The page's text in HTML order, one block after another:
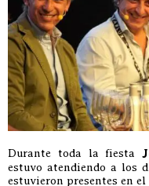
Durante toda la fiesta
estuvo atendiendo a los
estuvieron presentes en